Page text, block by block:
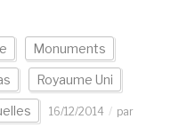
Monuments
Royaume Uni
16/12/2014
par